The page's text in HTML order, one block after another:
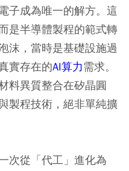
子成為唯一的解方。這
是半導體製程的範式轉
沫，當時是基礎設施過
實存在的AI算力需求。
料異質整合在矽晶圓
製程技術，絕非單純擴
次從「代工」進化為